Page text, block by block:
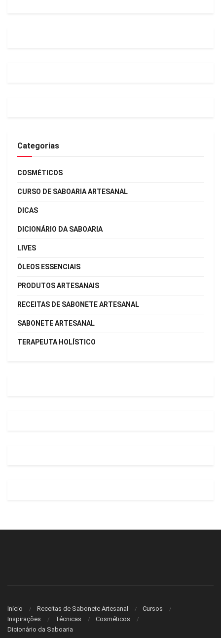
Categorias
COSMÉTICOS
CURSO DE SABOARIA ARTESANAL
DICAS
DICIONÁRIO DA SABOARIA
LIVES
ÓLEOS ESSENCIAIS
PRODUTOS ARTESANAIS
RECEITAS DE SABONETE ARTESANAL
SABONETE ARTESANAL
TERAPEUTA HOLÍSTICO
Início Receitas de Sabonete Artesanal
Cursos
Inspirações
Técnicas
Cosméticos
Dicionário da Saboaria